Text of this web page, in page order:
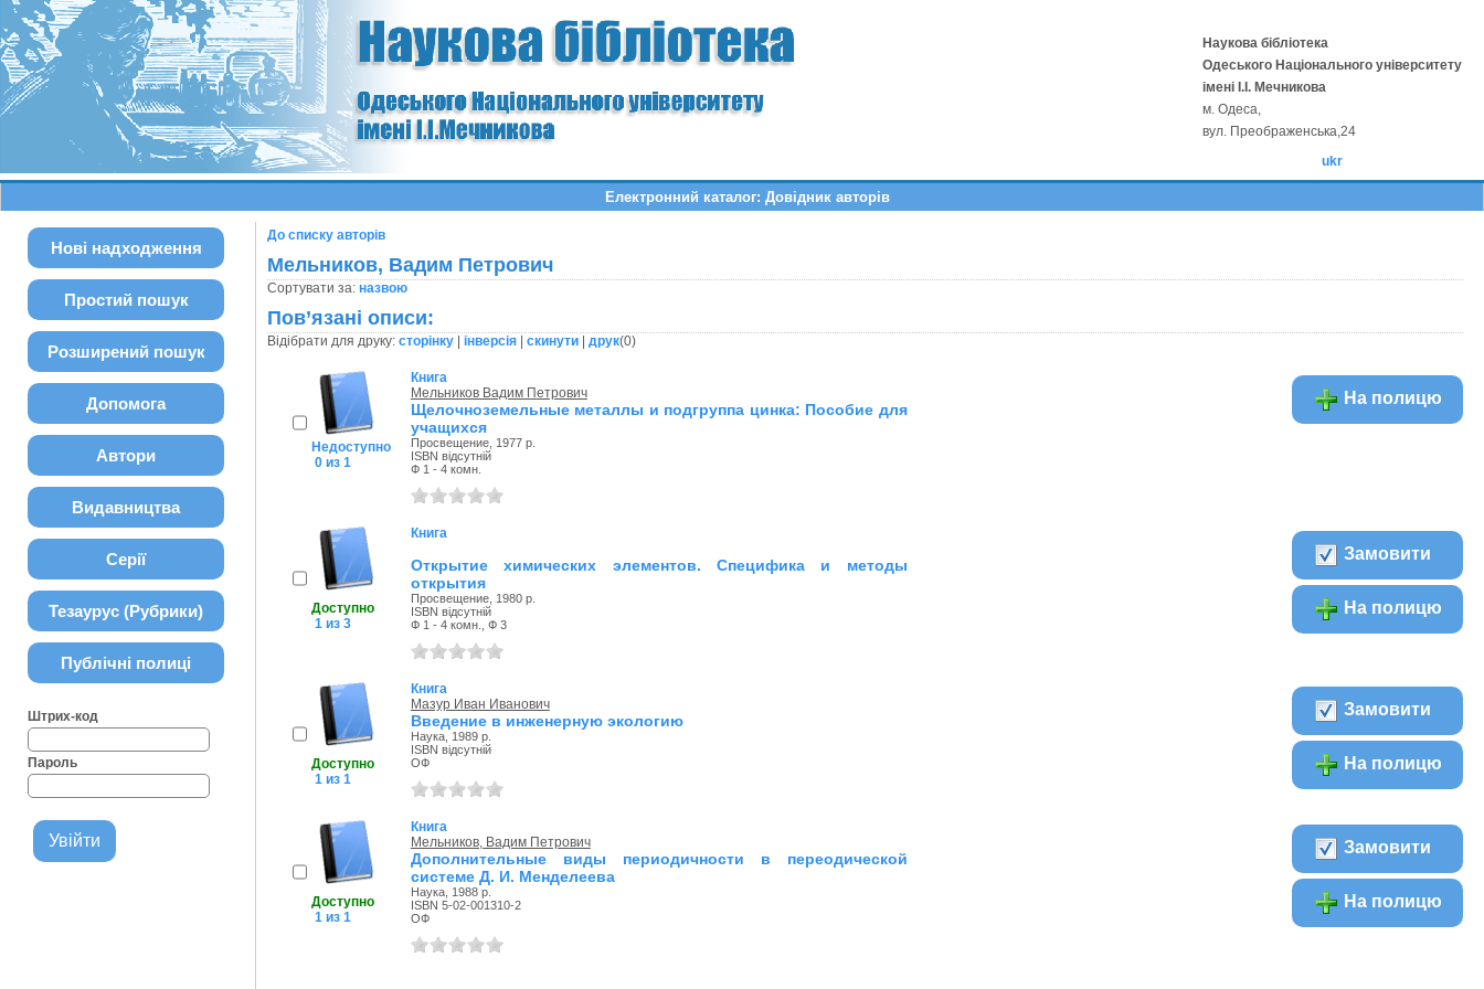
Наукова бібліотека
Одеського Національного університету
імені І.І. Мечникова
м. Одеса,
вул. Преображенська,24
ukr
Електронний каталог: Довідник авторів
Нові надходження
Простий пошук
Розширений пошук
Допомога
Автори
Видавництва
Серії
Тезаурус (Рубрики)
Публічні полиці
Штрих-код
Пароль
До списку авторів
Мельников, Вадим Петрович
Сортувати за: назвою
Пов’язані описи:
Відібрати для друку: сторінку| інверсія| скинути| друк(0)
Недоступно
0 из 1
Книга
Мельников Вадим Петрович
Щелочноземельные металлы и подгруппа цинка: Пособие для
учащихся
Просвещение, 1977 р.
ISBN відсутній
Ф 1 - 4 комн.
На полицю
Доступно
1 из 3
Книга
Открытие химических элементов. Специфика и методы
открытия
Просвещение, 1980 р.
ISBN відсутній
Ф 1 - 4 комн., Ф 3
Замовити
На полицю
Доступно
1 из 1
Книга
Мазур Иван Иванович
Введение в инженерную экологию
Наука, 1989 р.
ISBN відсутній
ОФ
Замовити
На полицю
Доступно
1 из 1
Книга
Мельников, Вадим Петрович
Дополнительные виды периодичности в переодической
системе Д. И. Менделеева
Наука, 1988 р.
ISBN 5-02-001310-2
ОФ
Замовити
На полицю